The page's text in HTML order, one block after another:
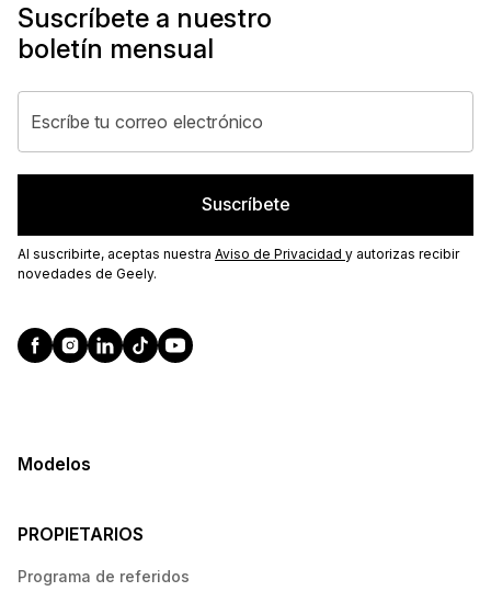
Suscríbete a nuestro
boletín mensual
Suscríbete
Al suscribirte, aceptas nuestra Aviso de Privacidad y autorizas recibir
novedades de Geely.
Modelos
PROPIETARIOS
Programa de referidos